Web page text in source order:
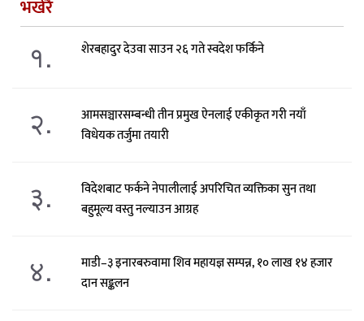
भर्खरै
१. शेरबहादुर देउवा साउन २६ गते स्वदेश फर्किने
२.
आमसञ्चारसम्बन्धी तीन प्रमुख ऐनलाई एकीकृत गरी नयाँ
विधेयक तर्जुमा तयारी
३.
विदेशबाट फर्कने नेपालीलाई अपरिचित व्यक्तिका सुन तथा
बहुमूल्य वस्तु नल्याउन आग्रह
४.
माडी–३ इनारबरुवामा शिव महायज्ञ सम्पन्न, १० लाख १४ हजार
दान सङ्कलन